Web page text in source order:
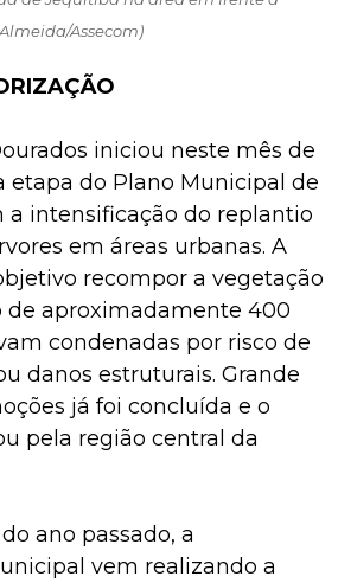
Assecom)
iniciou neste mês de
etapa do Plano Municipal de
a intensificação do replantio
em áreas urbanas. A
recompor a vegetação
de aproximadamente 400
condenadas por risco de
danos estruturais. Grande
já foi concluída e o
pela região central da
ano passado, a
vem realizando a